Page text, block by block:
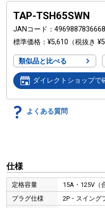
TAP-TSH65SWN
JANコード
4969887836668
標準価格
¥5,610 （税抜き
類似品と比べる
ダイレクトショップで
よくある質問
仕様
定格容量
15A・125V（
プラグ仕様
2P・スイング